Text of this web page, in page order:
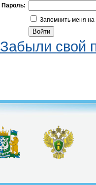
Пароль:
Запомнить меня
Забыли свой